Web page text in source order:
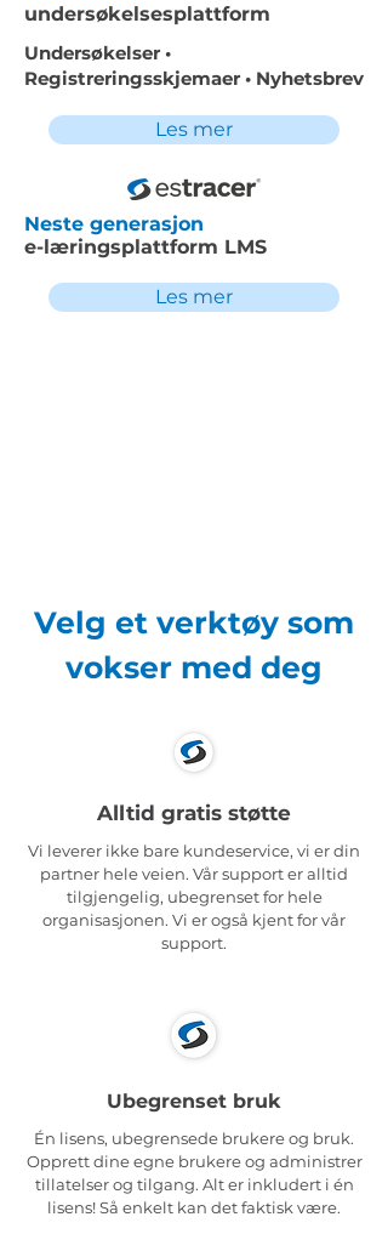
undersøkelsesplattform
Undersøkelser •
Registreringsskjemaer • Nyhetsbrev
Les mer
Neste generasjon
e-læringsplattform LMS
Les mer
Velg et verktøy som
vokser med deg
Alltid gratis støtte
Vi leverer ikke bare kundeservice, vi er din
partner hele veien. Vår support er alltid
tilgjengelig, ubegrenset for hele
organisasjonen. Vi er også kjent for vår
support.
Ubegrenset bruk
Én lisens, ubegrensede brukere og bruk.
Opprett dine egne brukere og administrer
tillatelser og tilgang. Alt er inkludert i én
lisens! Så enkelt kan det faktisk være.